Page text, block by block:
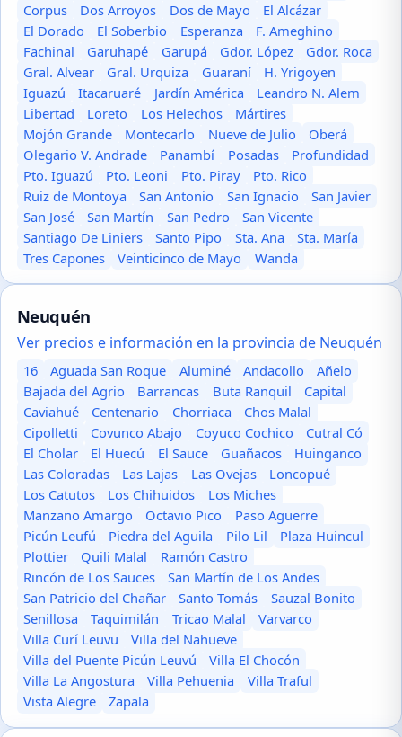
Corpus
Dos Arroyos Dos de Mayo
El Alcázar
El Dorado
El Soberbio Esperanza
F. Ameghino
Fachinal
Garuhapé Garupá Gdor. López
Gdor. Roca
Gral. Alvear
Gral. Urquiza Guaraní
H. Yrigoyen
Iguazú
Itacaruaré Jardín América
Leandro N. Alem
Libertad
Loreto Los Helechos
Mártires
Mojón Grande
Montecarlo Nueve de Julio
Oberá
Olegario V. Andrade
Panambí Posadas
Profundidad
Pto. Iguazú
Pto. Leoni Pto. Piray
Pto. Rico
Ruiz de Montoya
San Antonio San Ignacio
San Javier
San José
San Martín San Pedro
San Vicente
Santiago De Liniers
Santo Pipo Sta. Ana
Sta. María
Tres Capones
Veinticinco de Mayo Wanda
Neuquén
Ver precios e información en la provincia de Neuquén
16 Aguada San Roque Aluminé Andacollo
Añelo
Bajada del Agrio
Barrancas Buta Ranquil
Capital
Caviahué
Centenario Chorriaca
Chos Malal
Cipolletti
Covunco Abajo Coyuco Cochico
Cutral Có
El Cholar
El Huecú El Sauce Guañacos
Huinganco
Las Coloradas
Las Lajas Las Ovejas
Loncopué
Los Catutos
Los Chihuidos
Los Miches
Manzano Amargo
Octavio Pico
Paso Aguerre
Picún Leufú
Piedra del Aguila Pilo Lil
Plaza Huincul
Plottier
Quili Malal
Ramón Castro
Rincón de Los Sauces
San Martín de Los Andes
San Patricio del Chañar
Santo Tomás
Sauzal Bonito
Senillosa
Taquimilán Tricao Malal
Varvarco
Villa Curí Leuvu
Villa del Nahueve
Villa del Puente Picún Leuvú
Villa El Chocón
Villa La Angostura
Villa Pehuenia
Villa Traful
Vista Alegre
Zapala